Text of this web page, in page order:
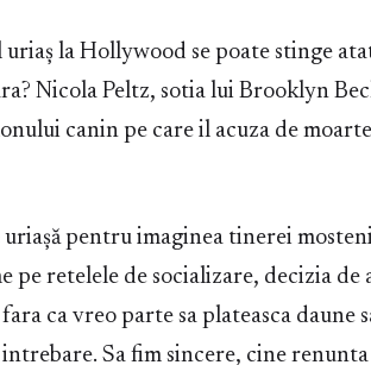
uriaș la Hollywood se poate stinge
Nicola Peltz, sotia lui Brooklyn
canin pe care il acuza de
pentru imaginea tinerei
pe retelele de socializare, decizia de
ca vreo parte sa plateasca daune
Sa fim sincere, cine